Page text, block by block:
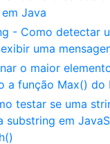
Java
- Como detectar
uma
o maior
a função Max() do
testar se uma
substring em